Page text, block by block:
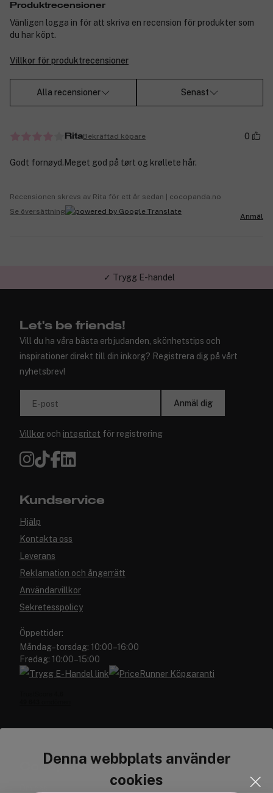
Denna webbplats använder
cookies
Produktrecensioner
Vänligen logga in för att skriva en recension för produkter som
du har köpt.
Villkor för produktrecensioner
Alla recensioner Senast
RitaBekräftad köpare 0
Godt fornøyd.Meget god på tørt og krøllete hår.
Recensionen skrevs av Rita för ett år sedan | cocopanda.no
Se översättning
Anmäl
✓ Trygg E-handel
Let's be friends!
Vill du ha våra bästa erbjudanden, skönhetstips och
inspirationer direkt till din inkorg? Registrera dig på vårt
nyhetsbrev!
E-post Anmäl dig
Villkor och integritet för registrering
Kundservice
Hjälp
Kontakta oss
Leverans
Reklamation och ångerrätt
Användarvillkor
Sekretesspolicy
Öppettider:
Måndag–torsdag: 10:00–16:00
Fredag: 10:00–15:00
Cocopanda.se